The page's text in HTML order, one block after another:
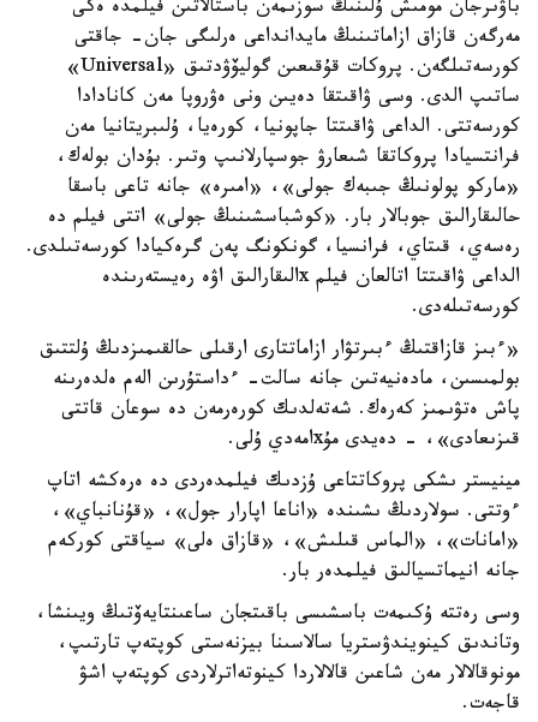
باۋىرجان مومىش ۇلىنىڭ سوزىمەن باستالاتىن فيلمدە ەكى
مەرگەن قازاق ازاماتىنىڭ مايدانداعى ەرلىگى جان- جاقتى
كورسەتىلگەن. پروكات قۇقىعىن گوليۆۋدتىق «Universal»
ساتىپ الدى. وسى ۋاقىتقا دەيىن ونى ەۋروپا مەن كانادادا
كورسەتتى. الداعى ۋاقىتتا جاپونيا، كورەيا، ۇلىبريتانيا مەن
فرانتسيادا پروكاتقا شىعارۋ جوسپارلانىپ وتىر. بۇدان بولەك،
«ماركو پولونىڭ جىبەك جولى»، «امىرە» جانە تاعى باسقا
حالىقارالىق جوبالار بار. «كوشباسشىنىڭ جولى» اتتى فيلم دە
رەسەي، قىتاي، فرانسيا، گونكونگ پەن گرەكيادا كورسەتىلدى.
الداعى ۋاقىتتا اتالعان فيلم xالىقارالىق اۋە رەيستەرىندە
كورسەتىلەدى.
«ءبىز قازاقتىڭ ءبىرتۋار ازاماتتارى ارقىلى حالقىمىزدىڭ ۇلتتىق
بولمىسىن، مادەنيەتىن جانە سالت- ءداستۇرىن الەم ەلدەرىنە
پاش ەتۋىمىز كەرەك. شەتەلدىك كورەرمەن دە سوعان قاتتى
قىزىعادى»، - دەيدى مۇxامەدي ۇلى.
مينيستر ىشكى پروكاتتاعى ۇزدىك فيلمدەردى دە ەرەكشە اتاپ
ءوتتى. سولاردىڭ ىشىندە «اناعا اپارار جول»، «قۇنانباي»،
«امانات»، «الماس قىلىش»، «قازاق ەلى» سياقتى كوركەم
جانە انيماتسيالىق فيلمدەر بار.
وسى رەتتە ۇكىمەت باسشىسى باقىتجان ساعىنتايەۆتىڭ ويىنشا،
وتاندىق كينويندۋستريا سالاسىنا بيزنەستى كوپتەپ تارتىپ،
مونوقالالار مەن شاعىن قالالاردا كينوتەاترلاردى كوپتەپ اشۋ
قاجەت.